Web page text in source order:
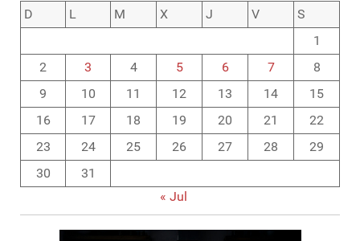
D
L M X J V
S
1
2
3 4 5 6 7
8
9
10 11 12 13 14
15
16
17 18 19 20 21
22
23
24 25 26 27 28
29
30
31
« Jul